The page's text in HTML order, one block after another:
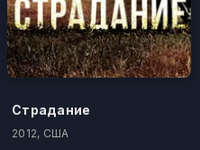
Страдание
2012, США